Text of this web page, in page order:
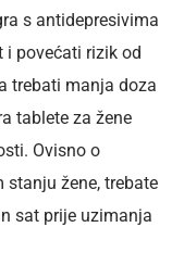
s antidepresivima
povećati rizik od
trebati manja doza
tablete za žene
Ovisno o
žene, trebate
sat prije uzimanja